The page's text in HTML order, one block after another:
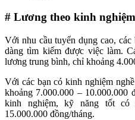
# Lương theo kinh nghiệm
Với nhu cầu tuyển dụng cao,
dàng tìm kiếm được việc làm.
lương trung bình, chỉ khoảng
Với các bạn có kinh nghiệm
khoảng 7.000.000 – 10.000.000
kinh nghiệm, kỹ năng tốt có
15.000.000 đồng/tháng.